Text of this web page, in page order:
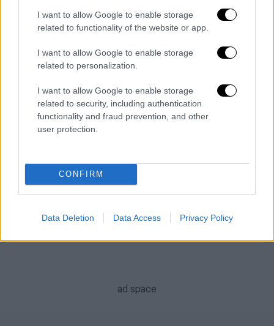
I want to allow Google to enable storage
related to functionality of the website or app.
I want to allow Google to enable storage
related to personalization.
I want to allow Google to enable storage
related to security, including authentication
functionality and fraud prevention, and other
user protection.
CONFIRM
Data Deletion Data Access Privacy Policy
Χριστίνα Φλαμπούρη: Η πρώτη Ελληνίδα
που πάτησε (και) στον Νότιο Πόλο!
Υψωσε τη γαλανόλευκη στις 7 υψηλότερες
κορυφές των ηπείρων της Γης
ΑΛΛΑ #TAGS
Ανταρκτική
ειδήσεις τώρα
σαν σημερα
ορειβασία
παγετώνας αράχνη